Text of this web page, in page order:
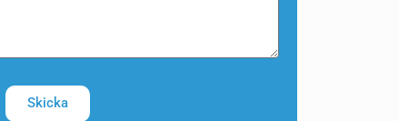
Skicka